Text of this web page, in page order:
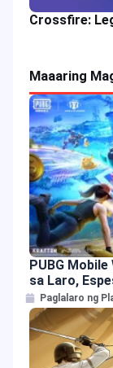
Crossfire:
Maaaring
PUBG
sa Laro,
AlokPaglalaro ng